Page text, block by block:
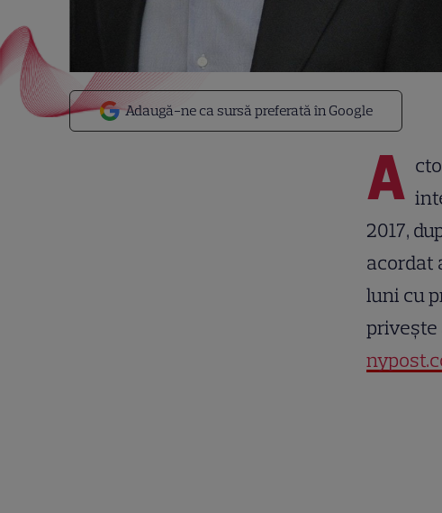
Adaugă-ne ca sursă preferată în Google
A
2017,
acordat
luni cu
privește